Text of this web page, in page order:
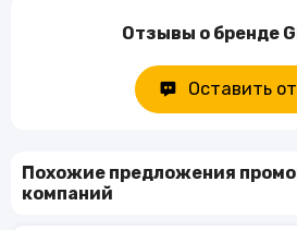
Отзывы о бренде
Оставить
Похожие предложения
компаний